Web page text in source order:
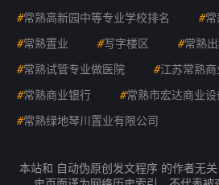
#常熟高新园中等专业学校排名 #
#常熟置业 #写字楼区 #常熟
#常熟试管专业做医院 #江苏常熟
#常熟商业银行 #常熟市宏达商业
#常熟绿地琴川置业有限公司
本站和 自动伪原创发文程序 的作者无